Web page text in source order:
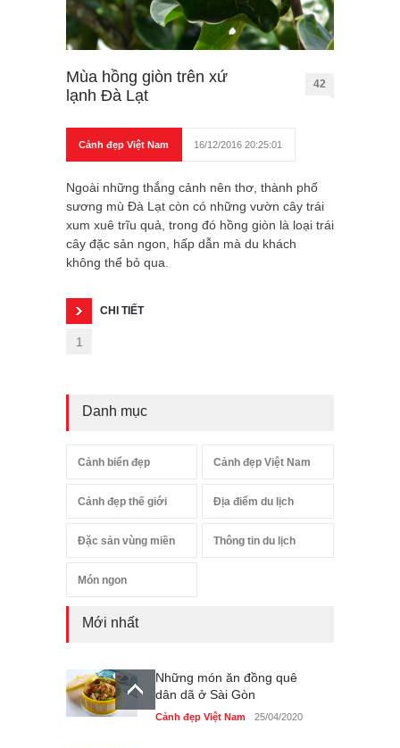
Mùa hồng giòn trên xứ
lạnh Đà Lạt
42
Cảnh đẹp Việt Nam 16/12/2016 20:25:01
Ngoài những thắng cảnh nên thơ, thành phố
sương mù Đà Lạt còn có những vườn cây trái
xum xuê trĩu quả, trong đó hồng giòn là loại trái
cây đặc sản ngon, hấp dẫn mà du khách
không thể bỏ qua.
CHI TIẾT
1
Danh mục
Cảnh biển đẹp Cảnh đẹp Việt Nam
Cảnh đẹp thế giới Địa điểm du lịch
Đặc sản vùng miền Thông tin du lịch
Món ngon
Mới nhất
Những món ăn đồng quê
dân dã ở Sài Gòn
Cảnh đẹp Việt Nam 25/04/2020